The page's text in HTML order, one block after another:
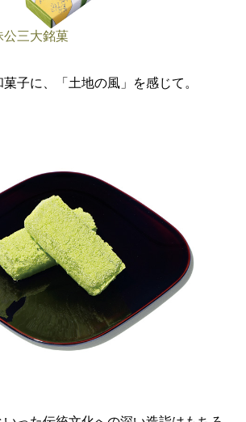
公三大銘菓
子に、「土地の風」を感じて。